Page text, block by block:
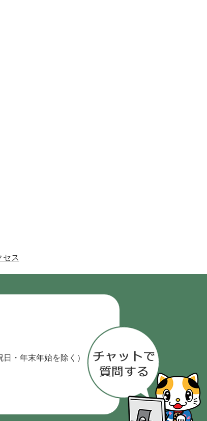
セス
日・年末年始を除く）